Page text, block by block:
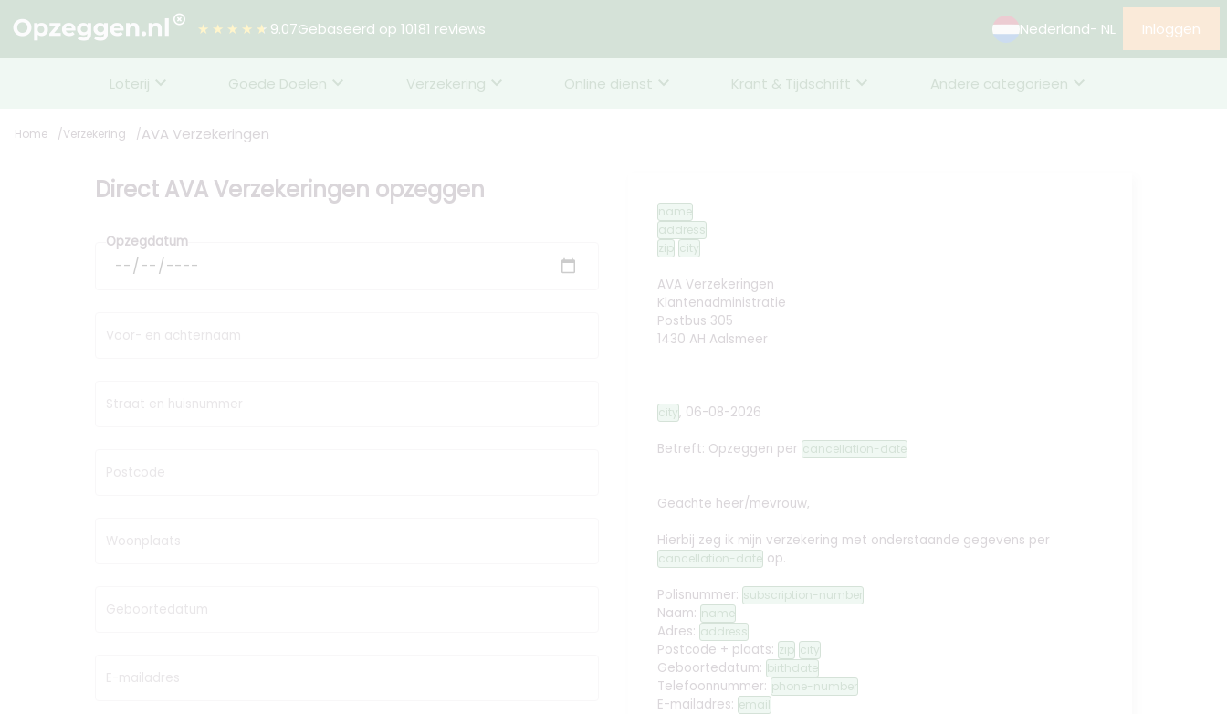
★★★★★ 9.07Gebaseerd op 10181 reviews Nederland- NL Inloggen
Loterij Goede Doelen Verzekering Online dienst Krant & Tijdschrift Andere categorieën
Home Verzekering AVA Verzekeringen
Direct AVA Verzekeringen opzeggen
Opzegdatum
Voor- en achternaam
Straat en huisnummer
Postcode
Woonplaats
Geboortedatum
E-mailadres
name
address
zip city
AVA Verzekeringen
Klantenadministratie
Postbus 305
1430 AH Aalsmeer
city, 06-08-2026
Betreft: Opzeggen per cancellation-date
Geachte heer/mevrouw,
Hierbij zeg ik mijn verzekering met onderstaande gegevens per
cancellation-date op.
Polisnummer: subscription-number
Naam: name
Adres: address
Postcode + plaats: zip city
Geboortedatum: birthdate
Telefoonnummer: phone-number
E-mailadres: email